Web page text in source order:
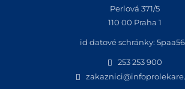
Perlová 371/5
110 00 Praha 1
id datové schránky:
253 253 900